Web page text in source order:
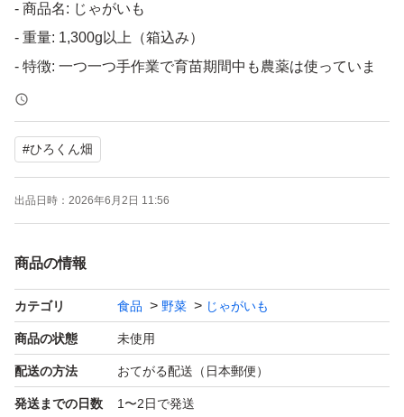
- 商品名: じゃがいも
- 重量: 1,300g以上（箱込み）
- 特徴: 一つ一つ手作業で育苗期間中も農薬は使っていま
せん。
自分たち家族も実食して、味ともに確認済みです。煮物は
もちろん、炒め物にも活用可能、定番料理から幅広いレパ
ートリーまで応用可能です(^.^) 我が家では、じゃがバタ
ャガイモのほんのりとした甘さと、バターの相性が抜群
で、食感も相まって家族間でも人気の料理です(^^)
よろしくお願いいたします。
最大限割り引きした価格に設定しております。
#ひろくん畑
出品日時： 2026年6月2日 11:56
商品の情報
カテゴリ 食品 野菜 じゃがいも
商品の状態 未使用
配送の方法 おてがる配送（日本郵便）
発送までの日数 1〜2日で発送